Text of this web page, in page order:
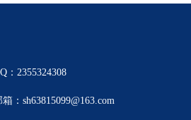
：2355324308
：sh63815099@163.com